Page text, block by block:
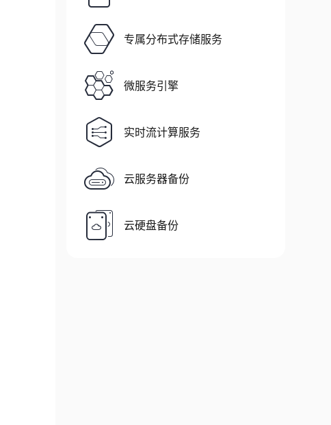
专属分布式存储服务
微服务引擎
实时流计算服务
云服务器备份
云硬盘备份